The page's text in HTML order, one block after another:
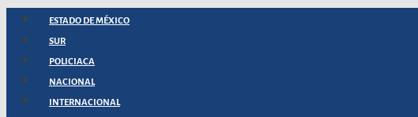
ESTADO DE MÉXICO
SUR
POLICIACA
NACIONAL
INTERNACIONAL